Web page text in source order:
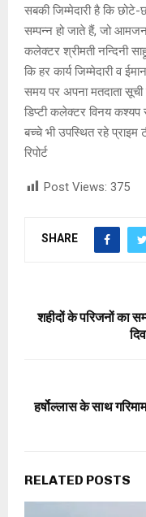
सबकी जिम्मेदारी है कि
सम्पन्न हो जाते हैं, जो
कलेक्टर श्रीमती नन्दिनी
कि हर कार्य जिम्मेदारी व
समय पर अपना मतदाता सूची
डिप्टी कलेक्टर विनय कश्यप
बच्चे भी उपस्थित रहे प्राइम
रिपोर्ट
Post Views: 375
SHARE
शहीदों के परिजनों का
हर्षोल्लास के साथ
RELATED POSTS